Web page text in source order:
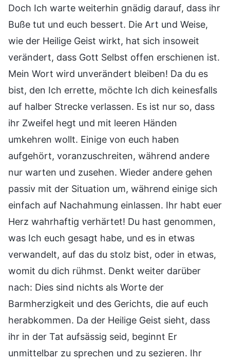
Doch Ich warte weiterhin gnädig darauf, dass ihr
Buße tut und euch bessert. Die Art und Weise,
wie der Heilige Geist wirkt, hat sich insoweit
verändert, dass Gott Selbst offen erschienen ist.
Mein Wort wird unverändert bleiben! Da du es
bist, den Ich errette, möchte Ich dich keinesfalls
auf halber Strecke verlassen. Es ist nur so, dass
ihr Zweifel hegt und mit leeren Händen
umkehren wollt. Einige von euch haben
aufgehört, voranzuschreiten, während andere
nur warten und zusehen. Wieder andere gehen
passiv mit der Situation um, während einige sich
einfach auf Nachahmung einlassen. Ihr habt euer
Herz wahrhaftig verhärtet! Du hast genommen,
was Ich euch gesagt habe, und es in etwas
verwandelt, auf das du stolz bist, oder in etwas,
womit du dich rühmst. Denkt weiter darüber
nach: Dies sind nichts als Worte der
Barmherzigkeit und des Gerichts, die auf euch
herabkommen. Da der Heilige Geist sieht, dass
ihr in der Tat aufsässig seid, beginnt Er
unmittelbar zu sprechen und zu sezieren. Ihr